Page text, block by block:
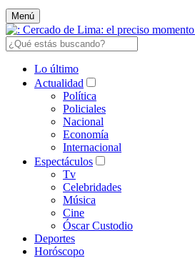
Menú
Lo último
Actualidad
Política
Policiales
Nacional
Economía
Internacional
Espectáculos
Tv
Celebridades
Música
Cine
Óscar Custodio
Deportes
Horóscopo